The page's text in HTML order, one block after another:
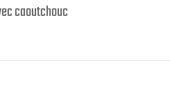
caoutchouc